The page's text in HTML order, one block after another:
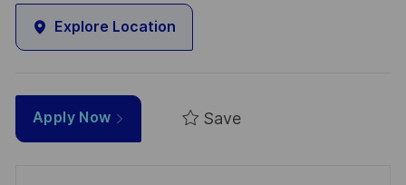
Explore Location
Apply Now Save